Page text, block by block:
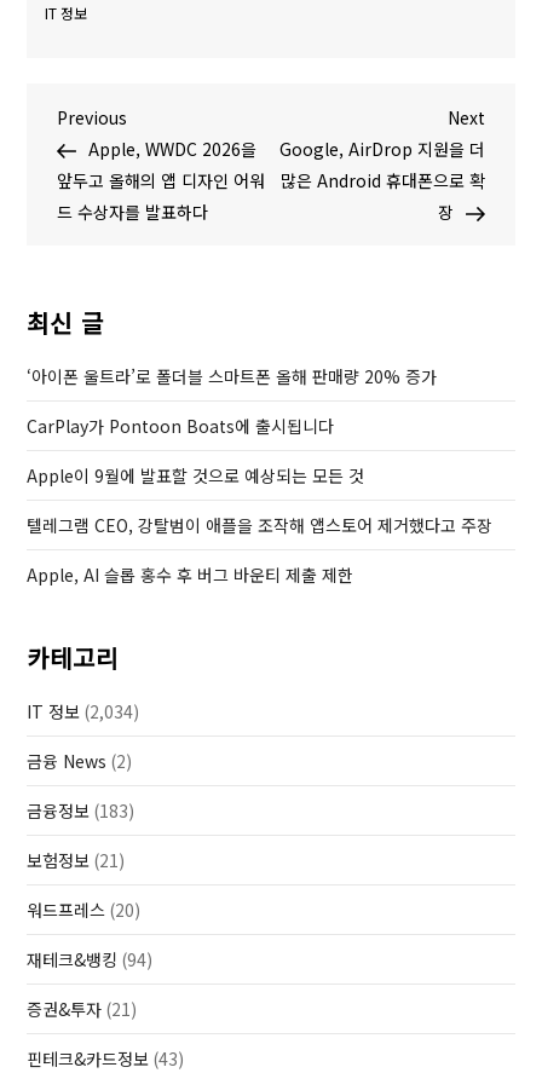
IT 정보
글
탐
P
r
e
v
s
P
o
s
Previous
Apple, WWDC 2026을
앞두고 올해의 앱 디자인 어워
드 수상자를 발표하다
N
x
t
Next
Google, AirDrop 지원을 더
많은 Android 휴대폰으로 확
장
최신 글
‘아이폰 울트라’로 폴더블 스마트폰 올해 판매량 20% 증가
CarPlay가 Pontoon Boats에 출시됩니다
Apple이 9월에 발표할 것으로 예상되는 모든 것
텔레그램 CEO, 강탈범이 애플을 조작해 앱스토어 제거했다고 주장
Apple, AI 슬롭 홍수 후 버그 바운티 제출 제한
카테고리
IT 정보 (2,034)
금융 News (2)
금융정보 (183)
보험정보 (21)
워드프레스 (20)
재테크&뱅킹 (94)
증권&투자 (21)
핀테크&카드정보 (43)